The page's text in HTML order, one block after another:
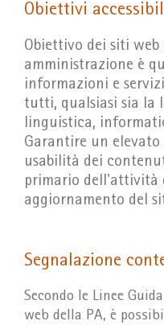
Obiettivi
Obiettivo dei siti web
amministrazione è
informazioni e
tutti, qualsiasi sia la
linguistica,
Garantire un elevato
usabilità dei
primario dell'attività
aggiornamento del
Segnalazione
Secondo le Linee
web della PA, è